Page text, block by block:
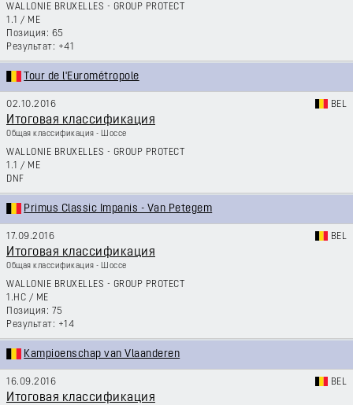
WALLONIE BRUXELLES - GROUP PROTECT
1.1 / ME
65
+41
Tour de l'Eurométropole
02.10.2016 BEL
Итоговая классификация
Общая классификация - Шоссе
WALLONIE BRUXELLES - GROUP PROTECT
1.1 / ME
DNF
Primus Classic Impanis - Van Petegem
17.09.2016 BEL
Итоговая классификация
Общая классификация - Шоссе
WALLONIE BRUXELLES - GROUP PROTECT
1.HC / ME
75
+14
Kampioenschap van Vlaanderen
16.09.2016 BEL
Итоговая классификация